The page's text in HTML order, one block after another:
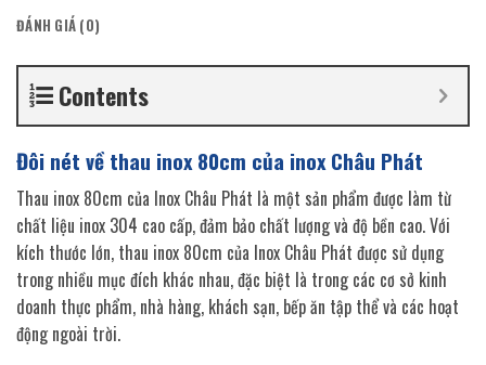
ĐÁNH GIÁ (0)
Contents
Đôi nét về thau inox 80cm của inox Châu Phát
Thau inox 80cm của Inox Châu Phát là một sản phẩm được làm từ
chất liệu inox 304 cao cấp, đảm bảo chất lượng và độ bền cao. Với
kích thước lớn, thau inox 80cm của Inox Châu Phát được sử dụng
trong nhiều mục đích khác nhau, đặc biệt là trong các cơ sở kinh
doanh thực phẩm, nhà hàng, khách sạn, bếp ăn tập thể và các hoạt
động ngoài trời.